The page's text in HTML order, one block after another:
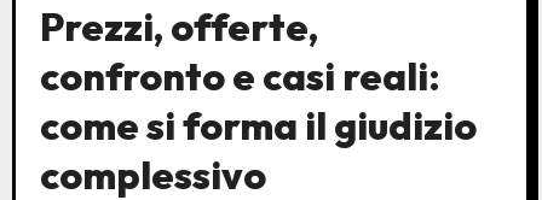
Prezzi, offerte,
confronto e casi reali:
come si forma il giudizio
complessivo